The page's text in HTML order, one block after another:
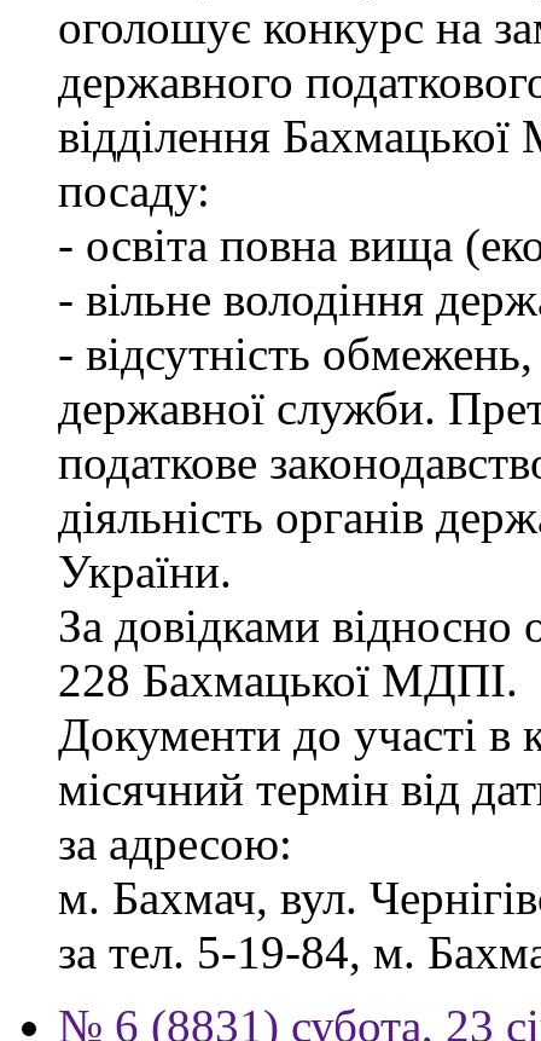
оголошує конкурс на
державного
відділення
посаду:
- освіта повна вища
- вільне володіння
- відсутність
державної служби.
податкове
діяльність органів
України.
За довідками відносно
228 Бахмацької МДПІ.
Документи до участі в
місячний термін від
за адресою:
м. Бахмач, вул.
за тел. 5-19-84, м.
№ 6 (8831) субота, 23